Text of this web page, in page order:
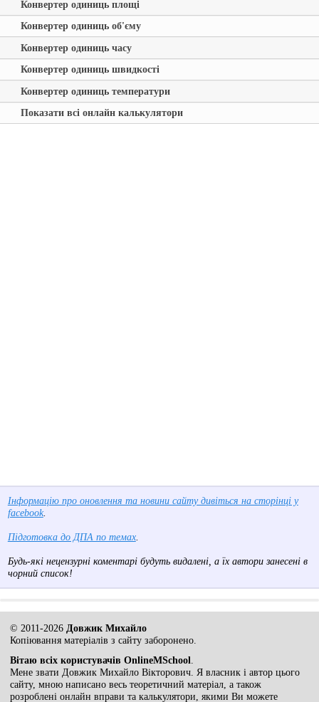
Конвертер одиниць площі
Конвертер одиниць об'єму
Конвертер одиниць часу
Конвертер одиниць швидкості
Конвертер одиниць температури
Показати всі онлайн калькулятори
Інформацію про оновлення та новини сайту дивіться на сторінці у
facebook.
Підготовка до ДПА по темах.
Будь-які нецензурні коментарі будуть видалені, а їх автори занесені в
чорний список!
© 2011-2026 Довжик Михайло
Копіювання матеріалів з сайту заборонено.
Вітаю всіх користувачів OnlineMSchool
Мене звати Довжик Михайло Вікторович. Я власник і автор цього
сайту, мною написано весь теоретичний матеріал, а також
розроблені онлайн вправи та калькулятори, якими Ви можете